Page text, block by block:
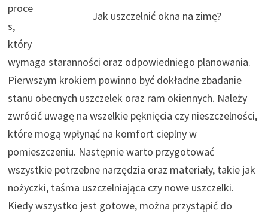
Jak uszczelnić okna na zimę?
proce
s,
który
wymaga staranności oraz odpowiedniego planowania.
Pierwszym krokiem powinno być dokładne zbadanie
stanu obecnych uszczelek oraz ram okiennych. Należy
zwrócić uwagę na wszelkie pęknięcia czy nieszczelności,
które mogą wpłynąć na komfort cieplny w
pomieszczeniu. Następnie warto przygotować
wszystkie potrzebne narzędzia oraz materiały, takie jak
nożyczki, taśma uszczelniająca czy nowe uszczelki.
Kiedy wszystko jest gotowe, można przystąpić do